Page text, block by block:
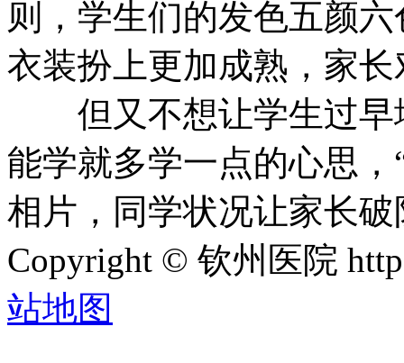
则，学生们的发色五颜
衣装扮上更加成熟，家
但又不想让学生过早
能学就多学一点的心思
相片，同学状况让家长破
Copyright © 钦州医院
站地图